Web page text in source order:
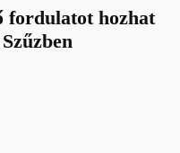
fordulatot hozhat